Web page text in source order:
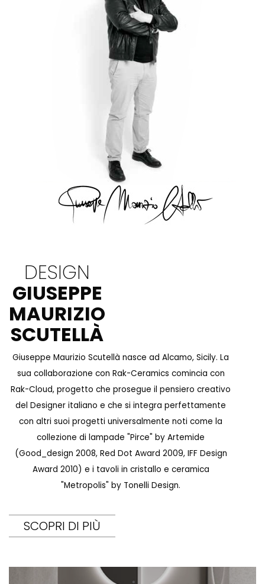
DESIGN
GIUSEPPE
MAURIZIO
SCUTELLÀ
Giuseppe Maurizio Scutellà nasce ad Alcamo, Sicily. La
sua collaborazione con Rak-Ceramics comincia con
Rak-Cloud, progetto che prosegue il pensiero creativo
del Designer italiano e che si integra perfettamente
con altri suoi progetti universalmente noti come la
collezione di lampade "Pirce" by Artemide
(Good_design 2008, Red Dot Award 2009, IFF Design
Award 2010) e i tavoli in cristallo e ceramica
"Metropolis" by Tonelli Design.
SCOPRI DI PIÙ